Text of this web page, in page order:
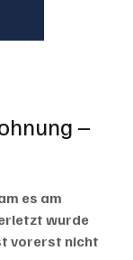
–
es am
wurde
vorerst nicht